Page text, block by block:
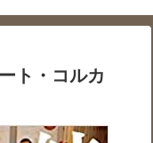
ト・コルカ